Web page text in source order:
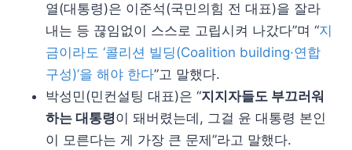
열(대통령)은 이준석(국민의힘 전 대표)을 잘라
내는 등 끊임없이 스스로 고립시켜 나갔다”며 “지
금이라도 ‘콜리션 빌딩(Coalition building·연합
구성)’을 해야 한다”고 말했다.
박성민(민컨설팅 대표)은 “지지자들도 부끄러워
하는 대통령이 돼버렸는데, 그걸 윤 대통령 본인
이 모른다는 게 가장 큰 문제”라고 말했다.